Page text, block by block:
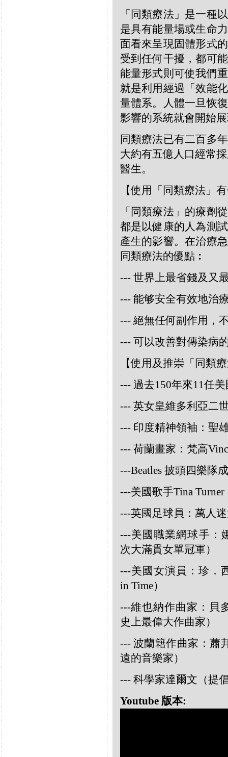
「同類療法」是一種
是具有能量場或生命
面看來呈現固體形式
受到任何干擾，都可
能量形式則可使我們
就是利用經過「效能
量體系。人體一旦恢
影響的系統就會開始
同類療法已有二百多
大約有五億人口經常
醫生。
【使用「同類療法」
「同類療法」的療劑
都是以健康的人為測
產生的影響。在治療
同類療法的優點︰
--- 世界上最省錢及又
--- 能够安全有效地治
--- 絕無任何副作用，
--- 可以改善對傳染病
【使用及推崇「同類
--- 過去150年來11任
--- 英女皇維多利亞二
--- 印度精神領袖：聖
--- 荷蘭畫家：梵高
---Beatles 披頭四樂隊
---美國歌手Tina Turner
---英國足球員：萬人迷
---美國職業網球手：
次大滿貫女單冠軍）
---美國女演員：珍．
in Time）
---維也納作曲家：貝
史上最偉大作曲家）
--- 波蘭籍作曲家：蕭
遠的音樂家）
--- 科學家達爾文（提
Youtube 版本: